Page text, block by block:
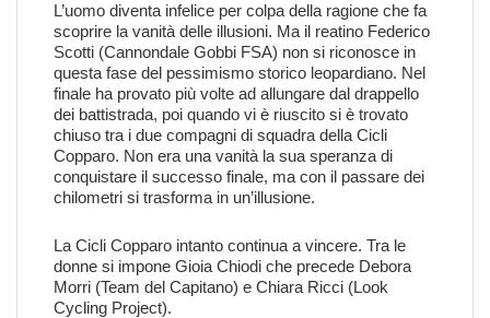
L’uomo diventa infelice per colpa della ragione che fa
scoprire la vanità delle illusioni. Ma il reatino Federico
Scotti (Cannondale Gobbi FSA) non si riconosce in
questa fase del pessimismo storico leopardiano. Nel
finale ha provato più volte ad allungare dal drappello
dei battistrada, poi quando vi è riuscito si è trovato
chiuso tra i due compagni di squadra della Cicli
Copparo. Non era una vanità la sua speranza di
conquistare il successo finale, ma con il passare dei
chilometri si trasforma in un’illusione.
La Cicli Copparo intanto continua a vincere. Tra le
donne si impone Gioia Chiodi che precede Debora
Morri (Team del Capitano) e Chiara Ricci (Look
Cycling Project).